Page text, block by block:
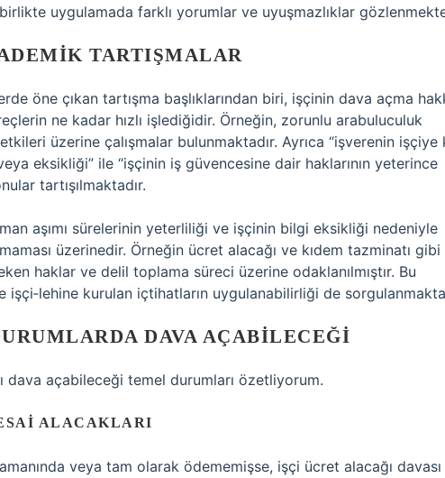
uygulamada farklı yorumlar ve uyuşmazlıklar
TARTIŞMALAR
öne çıkan tartışma başlıklarından biri, işçinin dava açma
ne kadar hızlı işlediğidir. Örneğin, zorunlu arabuluculuk
üzerine çalışmalar bulunmaktadır. Ayrıca “işverenin işçiye
eksikliği” ile “işçinin iş güvencesine dair haklarının yeterince
tartışılmaktadır.
aşımı sürelerinin yeterliliği ve işçinin bilgi eksikliği nedeniyle
üzerinedir. Örneğin ücret alacağı ve kıdem tazminatı gibi
haklar ve delil toplama süreci üzerine odaklanılmıştır. Bu
işçi‑lehine kurulan içtihatların uygulanabilirliği de
DAVA AÇABILECEĞI
dava açabileceği temel durumları özetliyorum.
ALACAKLARI
veya tam olarak ödememişse, işçi ücret alacağı davası